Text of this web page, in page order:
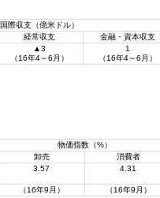
国際収支（億米ドル）
経常収支
金融・資本収支
▲3
（16年4～6月）
1
（16年4～6月）
物価指数（%）
卸売
消費者
3.57 4.31
（16年9月） （16年9月）